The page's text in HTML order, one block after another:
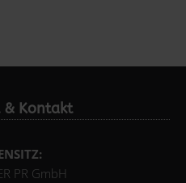
Kontakt
PR GmbH